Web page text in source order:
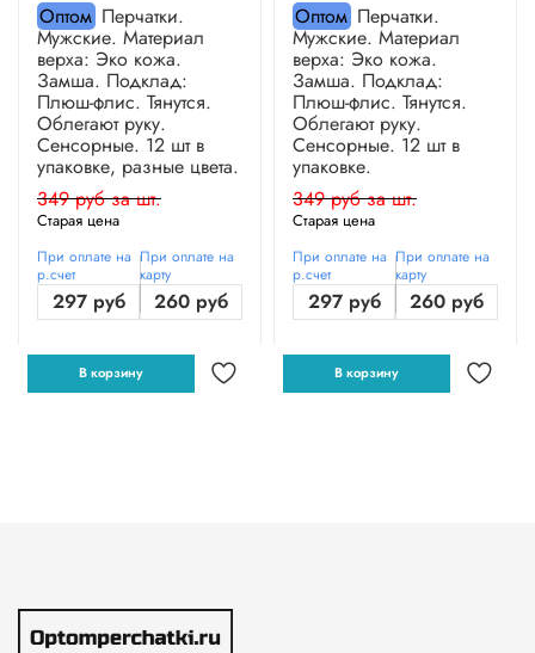
ОптомПерчатки.
Мужские. Материал
верха: Эко кожа.
Замша. Подклад:
Плюш-флис. Тянутся.
Облегают руку.
Сенсорные. 12 шт в
упаковке, разные цвета.
349 руб за шт.
Старая цена
При оплате на
р.счет
297 руб
При оплате на
карту
260 руб
В корзину
ОптомПерчатки.
Мужские. Материал
верха: Эко кожа.
Замша. Подклад:
Плюш-флис. Тянутся.
Облегают руку.
Сенсорные. 12 шт в
упаковке.
349 руб за шт.
Старая цена
При оплате на
р.счет
297 руб
При оплате на
карту
260 руб
В корзину